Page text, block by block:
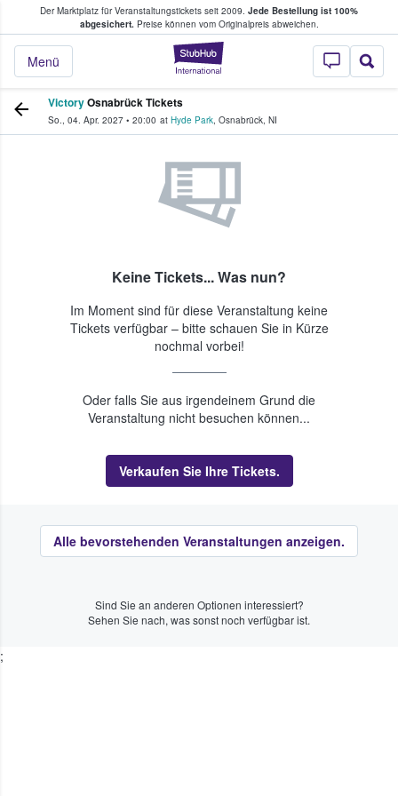
Der Marktplatz für Veranstaltungstickets seit 2009. Jede Bestellung ist 100%
abgesichert.Preise können vom Originalpreis abweichen.
StubHub - Wo
Menü
Tickets kaufen & verkaufen
VictoryOsnabrück Tickets
So., 04. Apr. 2027 • 20:00 at Hyde Park, Osnabrück, NI
Keine Tickets... Was nun?
Im Moment sind für diese Veranstaltung keine
Tickets verfügbar – bitte schauen Sie in Kürze
nochmal vorbei!
Oder falls Sie aus irgendeinem Grund die
Veranstaltung nicht besuchen können...
Verkaufen Sie Ihre Tickets.
Alle bevorstehenden Veranstaltungen anzeigen.
Sind Sie an anderen Optionen interessiert?
Sehen Sie nach, was sonst noch verfügbar ist.
;